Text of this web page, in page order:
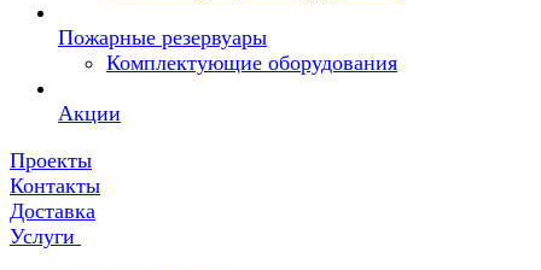
Пожарные резервуары
Комплектующие оборудования
Акции
Проекты
Контакты
Доставка
Услуги